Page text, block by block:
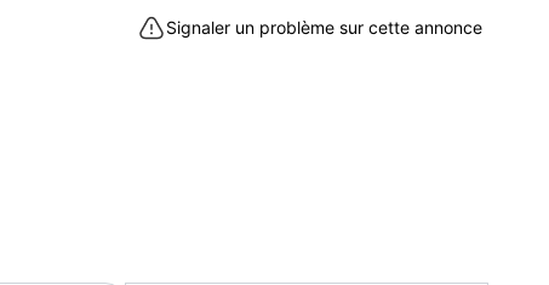
digital programmable, mode ECO, affichage LCD
Signaler un problème sur cette annonce